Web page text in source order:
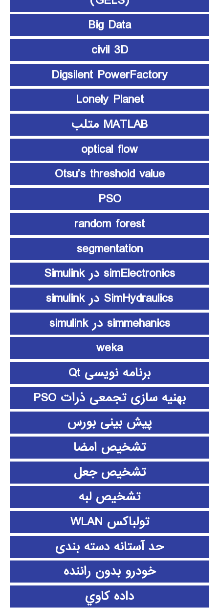
Big Data
civil 3D
Digsilent PowerFactory
Lonely Planet
MATLAB متلب
optical flow
Otsu’s threshold value
PSO
random forest
segmentation
simElectronics در Simulink
SimHydraulics در simulink
simmehanics در simulink
weka
برنامه نویسی Qt
بهنیه سازی تجمعی ذرات PSO
پیش بینی بورس
تشخیص امضا
تشخیص جعل
تشخیص لبه
تولباکس WLAN
حد آستانه دسته بندی
خودرو بدون راننده
داده كاوي